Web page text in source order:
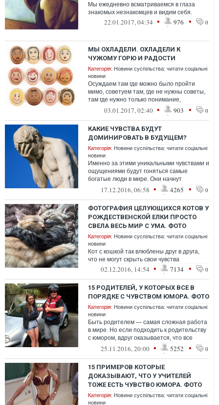
Мы ежедневно всматриваемся в глаза
знакомых незнакомцев и видим себя.
22.01.2017, 04:34 • 976 • 0
МЫ ОХЛАДЕЛИ. ОХЛАДЕЛИ К
ЧУЖОМУ ГОРЮ И РАДОСТИ
Категорія: Новини суспільства: читати соціальні
новини
Осуждаем там где можно было пройти
мимо, советуем там, где не нужны советы,
там где нужно только понимание,
эмпатическое понимание и не более,
03.01.2017, 02:40 • 903 • 0
КАКИЕ ЧУВСТВА БУДУТ
ДОМИНИРОВАТЬ В БУДУЩЕМ?
Категорія: Новини суспільства: читати соціальні
новини
Именно за этими уникальными чувствами и
ощущениями будут гоняться самые
богатые люди в мире. Они начнут
хвастаться уже вовсе не своими
машинами, яхтам...
17.12.2016, 06:58 • 4265 • 0
ФОТОГРАФИЯ ЦЕЛУЮЩИХСЯ КОТОВ У
РОЖДЕСТВЕНСКОЙ ЕЛКИ ПРОСТО
СВЕЛА ВЕСЬ МИР С УМА. ФОТО
Категорія: Новини суспільства: читати соціальні
новини
Кот с кошкой так влюблены друг в друга,
что не могут скрыть свои чувства
02.12.2016, 14:54 • 7134 • 0
15 РОДИТЕЛЕЙ, У КОТОРЫХ ВСЕ В
ПОРЯДКЕ С ЧУВСТВОМ ЮМОРА. ФОТО
Категорія: Новини суспільства: читати соціальні
новини
Быть родителем — самая сложная работа
в мире. Но если подходить к родительству
с юмором, вдруг оказывается, что все
намного проще. Ведь возраст — это ...
25.11.2016, 20:00 • 5252 • 0
15 ПРИМЕРОВ КОТОРЫЕ
ДОКАЗЫВАЮТ, ЧТО У УЧИТЕЛЕЙ
ТОЖЕ ЕСТЬ ЧУВСТВО ЮМОРА. ФОТО
Категорія: Новини суспільства: читати соціальні
новини